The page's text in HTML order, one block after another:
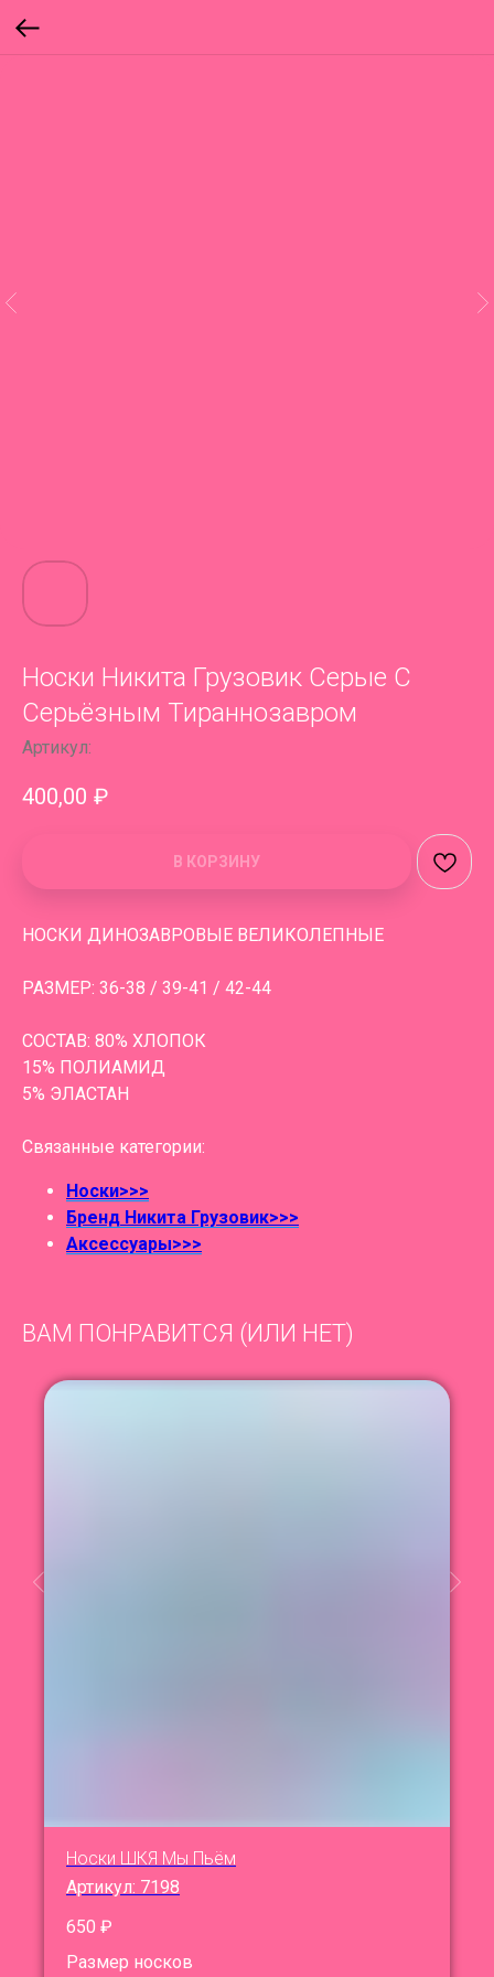
Носки Никита Грузовик Серые С
Серьёзным Тираннозавром
Артикул:
400,00 ₽
В КОРЗИНУ
НОСКИ ДИНОЗАВРОВЫЕ ВЕЛИКОЛЕПНЫЕ
РАЗМЕР: 36-38 / 39-41 / 42-44
СОСТАВ: 80% ХЛОПОК
15% ПОЛИАМИД
5% ЭЛАСТАН
Связанные категории:
Носки>>>
Бренд Никита Грузовик>>>
Аксессуары>>>
ВАМ ПОНРАВИТСЯ (ИЛИ НЕТ)
Носки ШКЯ Мы Пьём
Артикул: 7198
650 ₽
Размер носков